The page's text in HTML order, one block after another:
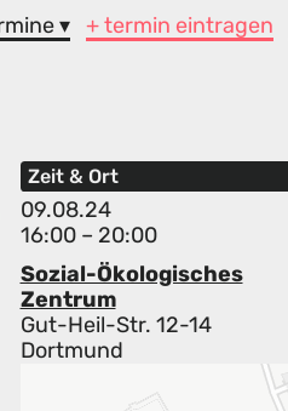
▾ + termin eintragen
Zeit & Ort
09.08.24
16:00 – 20:00
Sozial-Ökologisches
Zentrum
Gut-Heil-Str. 12-14
Dortmund